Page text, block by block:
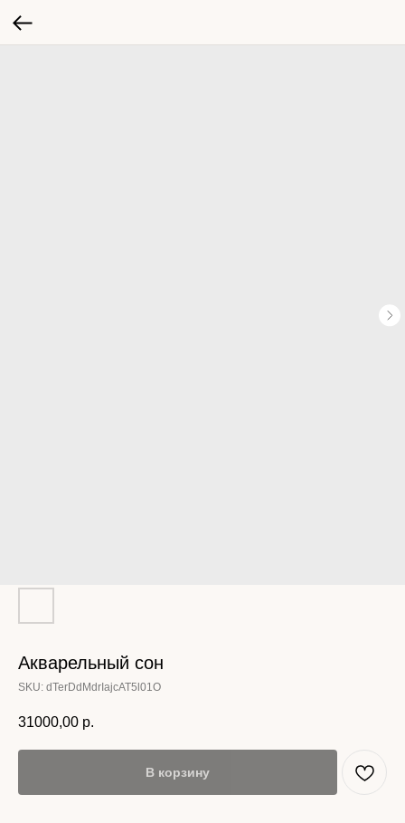
Акварельный сон
SKU: dTerDdMdrIajcAT5l01O
31000,00 р.
В корзину